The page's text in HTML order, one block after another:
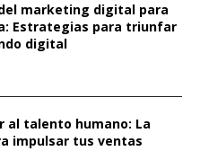
marketing digital para
Estrategias para triunfar
digital
al talento humano: La
impulsar tus ventas